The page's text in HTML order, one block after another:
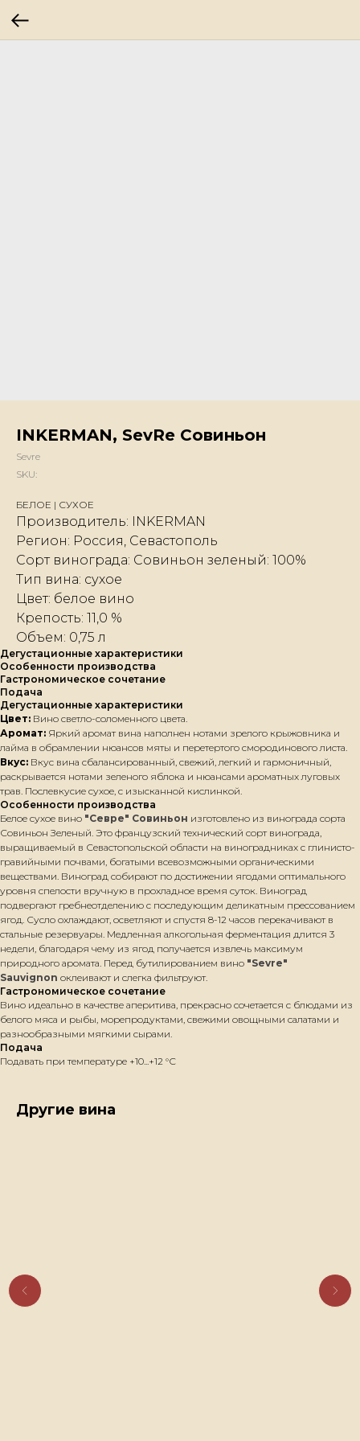
INKERMAN, SevRe Совиньон
Sevre
SKU:
БЕЛОЕ | СУХОЕ
Производитель: INKERMAN
Регион: Россия, Севастополь
Сорт винограда: Совиньон зеленый: 100%
Тип вина: сухое
Цвет: белое вино
Крепость: 11,0 %
Объем: 0,75 л
Дегустационные характеристики
Особенности производства
Гастрономическое сочетание
Подача
Дегустационные характеристики
Цвет: Вино светло-соломенного цвета.
Аромат: Яркий аромат вина наполнен нотами зрелого крыжовника и
лайма в обрамлении нюансов мяты и перетертого смородинового листа.
Вкус: Вкус вина сбалансированный, свежий, легкий и гармоничный,
раскрывается нотами зеленого яблока и нюансами ароматных луговых
трав. Послевкусие сухое, с изысканной кислинкой.
Особенности производства
Белое сухое вино "Севре" Совиньон изготовлено из винограда сорта
Совиньон Зеленый. Это французский технический сорт винограда,
выращиваемый в Севастопольской области на виноградниках с глинисто-
гравийными почвами, богатыми всевозможными органическими
веществами. Виноград собирают по достижении ягодами оптимального
уровня спелости вручную в прохладное время суток. Виноград
подвергают гребнеотделению с последующим деликатным прессованием
ягод. Сусло охлаждают, осветляют и спустя 8-12 часов перекачивают в
стальные резервуары. Медленная алкогольная ферментация длится 3
недели, благодаря чему из ягод получается извлечь максимум
природного аромата. Перед бутилированием вино "Sevre"
Sauvignon оклеивают и слегка фильтруют.
Гастрономическое сочетание
Вино идеально в качестве аперитива, прекрасно сочетается с блюдами из
белого мяса и рыбы, морепродуктами, свежими овощными салатами и
разнообразными мягкими сырами.
Подача
Подавать при температуре +10...+12 °С
Другие вина